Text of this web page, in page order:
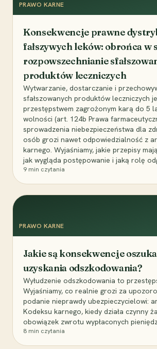
PRAWO KARNE
Konsekwencje prawne
fałszywych leków: obrońca w
rozpowszechnianie
produktów leczniczych
Wytwarzanie, dostarczanie i
sfałszowanych produktów leczniczych
przestępstwem zagrożonym karą do 5
wolności (art. 124b Prawa
sprowadzenia niebezpieczeństwa dla
osób grozi nawet odpowiedzialność z
karnego. Wyjaśniamy, jakie przepisy
jak wygląda postępowanie i jaką rolę
9 min czytania
PRAWO KARNE
Jakie są konsekwencje
uzyskania odszkodowania?
Wyłudzenie odszkodowania to
Wyjaśniamy, co realnie grozi za
podanie nieprawdy ubezpieczycielowi:
Kodeksu karnego, kiedy działa czynny
obowiązek zwrotu wypłaconych
8 min czytania